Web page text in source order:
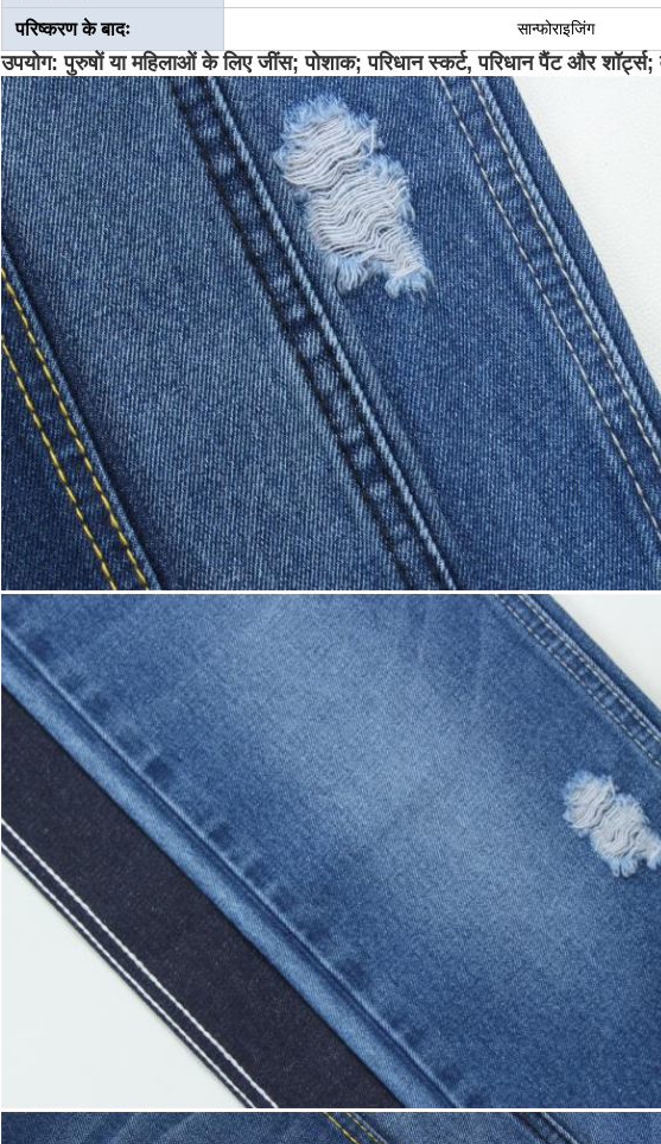
परिष्करण के बादः सान्फोराइजिंग
उपयोग: पुरुषों या महिलाओं के लिए जींस; पोशाक; परिधान स्कर्ट, परिधान पैंट और शॉर्ट्स;